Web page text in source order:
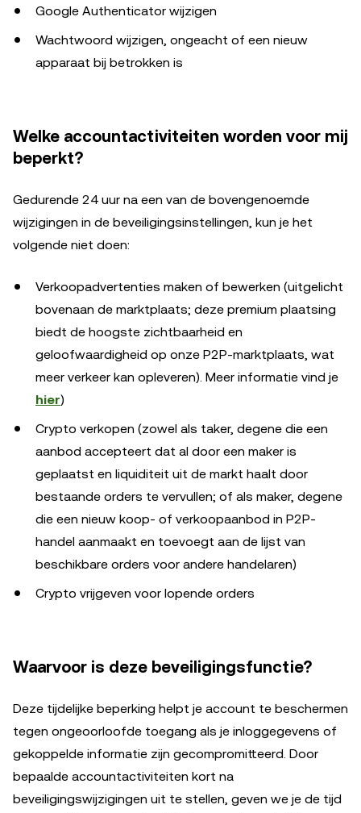
Google Authenticator wijzigen
Wachtwoord wijzigen, ongeacht of een nieuw
apparaat bij betrokken is
Welke accountactiviteiten worden voor mij
beperkt?
Gedurende 24 uur na een van de bovengenoemde
wijzigingen in de beveiligingsinstellingen, kun je het
volgende niet doen:
Verkoopadvertenties maken of bewerken (uitgelicht
bovenaan de marktplaats; deze premium plaatsing
biedt de hoogste zichtbaarheid en
geloofwaardigheid op onze P2P-marktplaats, wat
meer verkeer kan opleveren). Meer informatie vind je
hier)
Crypto verkopen (zowel als taker, degene die een
aanbod accepteert dat al door een maker is
geplaatst en liquiditeit uit de markt haalt door
bestaande orders te vervullen; of als maker, degene
die een nieuw koop- of verkoopaanbod in P2P-
handel aanmaakt en toevoegt aan de lijst van
beschikbare orders voor andere handelaren)
Crypto vrijgeven voor lopende orders
Waarvoor is deze beveiligingsfunctie?
Deze tijdelijke beperking helpt je account te beschermen
tegen ongeoorloofde toegang als je inloggegevens of
gekoppelde informatie zijn gecompromitteerd. Door
bepaalde accountactiviteiten kort na
beveiligingswijzigingen uit te stellen, geven we je de tijd